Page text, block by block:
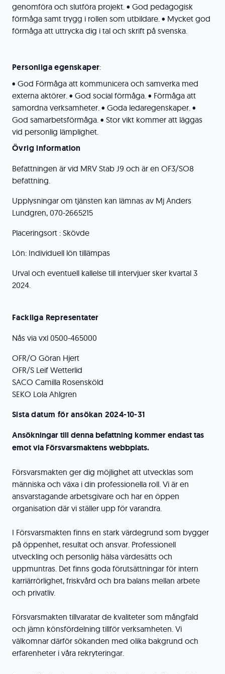
genomföra och slutföra projekt. • God pedagogisk
förmåga samt trygg i rollen som utbildare. • Mycket god
förmåga att uttrycka dig i tal och skrift på svenska.
Personliga egenskaper:
• God Förmåga att kommunicera och samverka med
externa aktörer. • God social förmåga. • Förmåga att
samordna verksamheter. • Goda ledaregenskaper. •
God samarbetsförmåga. • Stor vikt kommer att läggas
vid personlig lämplighet.
Övrig information
Befattningen är vid MRV Stab J9 och är en OF3/SO8
befattning.
Upplysningar om tjänsten kan lämnas av Mj Anders
Lundgren, 070-2665215
Placeringsort : Skövde
Lön: Individuell lön tillämpas
Urval och eventuell kallelse till intervjuer sker kvartal 3
2024.
Fackliga Representater
Nås via vxl 0500-465000
OFR/O Göran Hjert
OFR/S Leif Wetterlid
SACO Camilla Rosensköld
SEKO Lola Ahlgren
Sista datum för ansökan 2024-10-31
Ansökningar till denna befattning kommer endast tas
emot via Försvarsmaktens webbplats.
Försvarsmakten ger dig möjlighet att utvecklas som
människa och växa i din professionella roll. Vi är en
ansvarstagande arbetsgivare och har en öppen
organisation där vi ställer upp för varandra.
I Försvarsmakten finns en stark värdegrund som bygger
på öppenhet, resultat och ansvar. Professionell
utveckling och personlig hälsa värdesätts och
uppmuntras. Det finns goda förutsättningar för intern
karriärrörlighet, friskvård och bra balans mellan arbete
och privatliv.
Försvarsmakten tillvaratar de kvaliteter som mångfald
och jämn könsfördelning tillför verksamheten. Vi
välkomnar därför sökanden med olika bakgrund och
erfarenheter i våra rekryteringar.